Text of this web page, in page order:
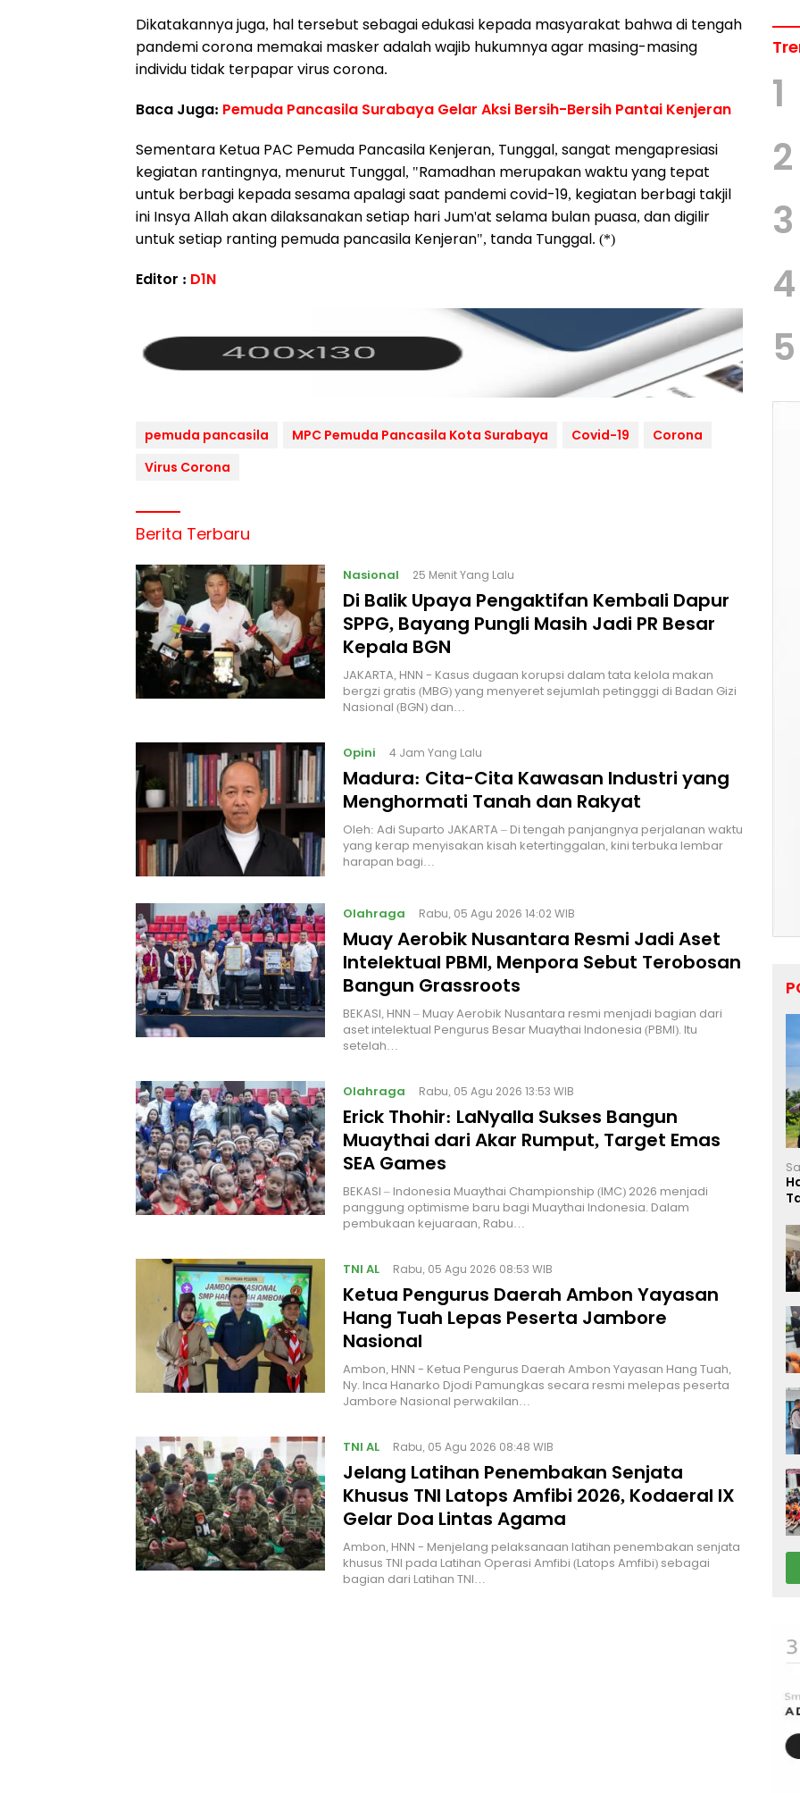
Dikatakannya juga, hal tersebut sebagai edukasi kepada masyarakat bahwa di tengah
pandemi corona memakai masker adalah wajib hukumnya agar masing-masing
individu tidak terpapar virus corona.
Baca Juga: Pemuda Pancasila Surabaya Gelar Aksi Bersih-Bersih Pantai Kenjeran
Sementara Ketua PAC Pemuda Pancasila Kenjeran, Tunggal, sangat mengapresiasi
kegiatan rantingnya, menurut Tunggal, "Ramadhan merupakan waktu yang tepat
untuk berbagi kepada sesama apalagi saat pandemi covid-19, kegiatan berbagi takjil
ini Insya Allah akan dilaksanakan setiap hari Jum'at selama bulan puasa, dan digilir
untuk setiap ranting pemuda pancasila Kenjeran", tanda Tunggal. (*)
Editor : D1N
pemuda pancasila MPC Pemuda Pancasila Kota Surabaya Covid-19
Corona
Virus Corona
Berita Terbaru
Nasional 25 Menit Yang Lalu
Di Balik Upaya Pengaktifan Kembali Dapur
SPPG, Bayang Pungli Masih Jadi PR Besar
Kepala BGN
JAKARTA, HNN - Kasus dugaan korupsi dalam tata kelola makan
bergzi gratis (MBG) yang menyeret sejumlah petingggi di Badan Gizi
Nasional (BGN) dan…
Opini 4 Jam Yang Lalu
Madura: Cita-Cita Kawasan Industri yang
Menghormati Tanah dan Rakyat
Oleh: Adi Suparto JAKARTA – Di tengah panjangnya perjalanan waktu
yang kerap menyisakan kisah ketertinggalan, kini terbuka lembar
harapan bagi…
Olahraga Rabu, 05 Agu 2026 14:02 WIB
Muay Aerobik Nusantara Resmi Jadi Aset
Intelektual PBMI, Menpora Sebut Terobosan
Bangun Grassroots
BEKASI, HNN – Muay Aerobik Nusantara resmi menjadi bagian dari
aset intelektual Pengurus Besar Muaythai Indonesia (PBMI). Itu
setelah…
Olahraga Rabu, 05 Agu 2026 13:53 WIB
Erick Thohir: LaNyalla Sukses Bangun
Muaythai dari Akar Rumput, Target Emas
SEA Games
BEKASI – Indonesia Muaythai Championship (IMC) 2026 menjadi
panggung optimisme baru bagi Muaythai Indonesia. Dalam
pembukaan kejuaraan, Rabu…
TNI AL Rabu, 05 Agu 2026 08:53 WIB
Ketua Pengurus Daerah Ambon Yayasan
Hang Tuah Lepas Peserta Jambore
Nasional
Ambon, HNN - Ketua Pengurus Daerah Ambon Yayasan Hang Tuah,
Ny. Inca Hanarko Djodi Pamungkas secara resmi melepas peserta
Jambore Nasional perwakilan…
TNI AL Rabu, 05 Agu 2026 08:48 WIB
Jelang Latihan Penembakan Senjata
Khusus TNI Latops Amfibi 2026, Kodaeral IX
Gelar Doa Lintas Agama
Ambon, HNN - Menjelang pelaksanaan latihan penembakan senjata
khusus TNI pada Latihan Operasi Amfibi (Latops Amfibi) sebagai
bagian dari Latihan TNI…
1
2
3
4
5